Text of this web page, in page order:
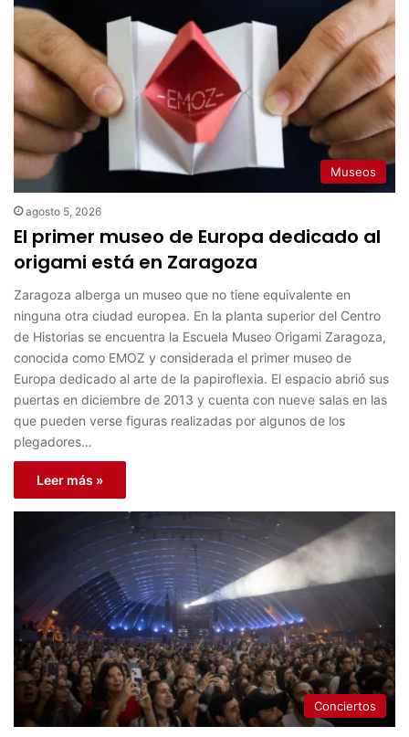
Museos
agosto 5, 2026
El primer museo de Europa dedicado al
origami está en Zaragoza
Zaragoza alberga un museo que no tiene equivalente en
ninguna otra ciudad europea. En la planta superior del Centro
de Historias se encuentra la Escuela Museo Origami Zaragoza,
conocida como EMOZ y considerada el primer museo de
Europa dedicado al arte de la papiroflexia. El espacio abrió sus
puertas en diciembre de 2013 y cuenta con nueve salas en las
que pueden verse figuras realizadas por algunos de los
plegadores…
Leer más »
Conciertos